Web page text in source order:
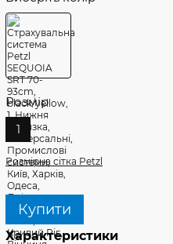
Розмір
1
Розмірна сітка Petzl
Купити
Характеристики